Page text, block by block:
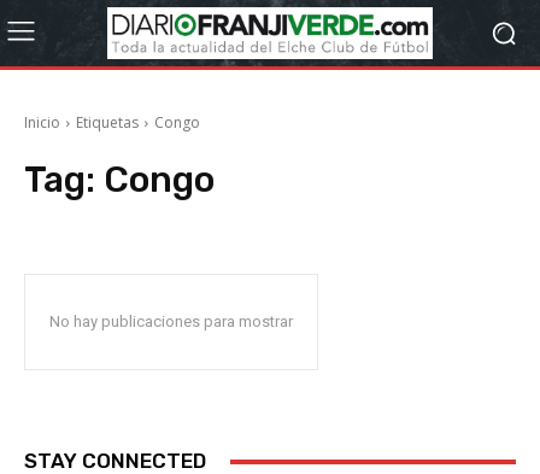
Inicio Etiquetas Congo
Tag: Congo
No hay publicaciones para mostrar
STAY CONNECTED